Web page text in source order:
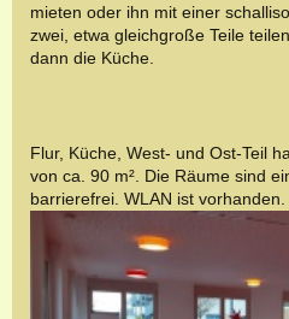
mieten oder ihn mit einer
zwei, etwa gleichgroße Teile
dann die Küche.
Flur, Küche, West- und Ost-Teil
von ca. 90 m². Die Räume sind
barrierefrei. WLAN ist vorhanden.